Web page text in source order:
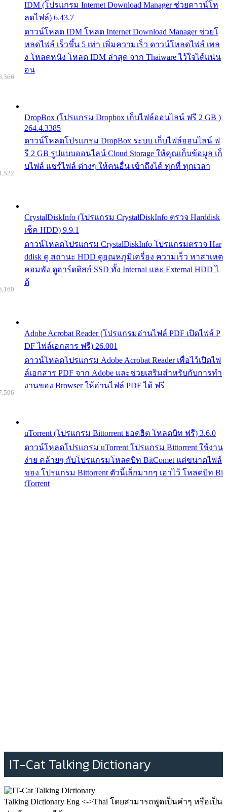
IDM (โปรแกรม Internet Download Manager ช่วยดาวน์โห
ลดไฟล์) 6.43.7
ดาวน์โหลด IDM โหลด Internet Download Manager ช่วยโ
หลดไฟล์ เร็วขึ้น 5 เท่า เพิ่มความเร็ว ดาวน์โหลดไฟล์ เพล
ง โหลดหนัง โหลด IDM ล่าสุด จาก Thaiware ไว้ใจได้แน่น
อน
DropBox (โปรแกรม Dropbox เก็บไฟล์ออนไลน์ ฟรี 2 GB )
264.4.3385
ดาวน์โหลดโปรแกรม DropBox ระบบ เก็บไฟล์ออนไลน์ ฟ
รี 2 GB รูปแบบออนไลน์ Cloud Storage ให้คุณเก็บข้อมูล เก็
บไฟล์ แชร์ไฟล์ ต่างๆ ให้คนอื่น เข้าถึงได้ ทุกที่ ทุกเวลา
CrystalDiskInfo (โปรแกรม CrystalDiskInfo ตรวจ Harddisk
เช็ค HDD) 9.9.1
ดาวน์โหลดโปรแกรม CrystalDiskInfo โปรแกรมตรวจ Har
ddisk ดู สถานะ HDD ดูอุณหภูมิเครื่อง ความเร็ว หาสาเหต
คอมพัง ดูฮาร์ดดิสก์ SSD ทั้ง Internal และ External HDD ไ
ด้
Adobe Acrobat Reader (โปรแกรมอ่านไฟล์ PDF เปิดไฟล์ P
DF ไฟล์เอกสาร ฟรี) 26.001
ดาวน์โหลดโปรแกรม Adobe Acrobat Reader เพื่อไว้เปิดไฟ
ล์เอกสาร PDF จาก Adobe และช่วยเสริมสำหรับกับการทำ
งานของ Browser ให้อ่านไฟล์ PDF ได้ ฟรี
uTorrent (โปรแกรม Bittorrent ยอดฮิต โหลดบิท ฟรี) 3.6.0
ดาวน์โหลดโปรแกรม uTorrent โปรแกรม Bittorrent ใช้งาน
ง่าย คล้ายๆ กับโปรแกรมโหลดบิท BitComet แต่ขนาดไฟล์
ของ โปรแกรม Bittorrent ตัวนี้เล็กมากๆ เอาไว้ โหลดบิท Bi
tTorrent
IT-Cat Talking Dictionary
Talking Dictionary Eng <->Thai โดยสามารถพูดเป็นคำๆ หรือเป็น